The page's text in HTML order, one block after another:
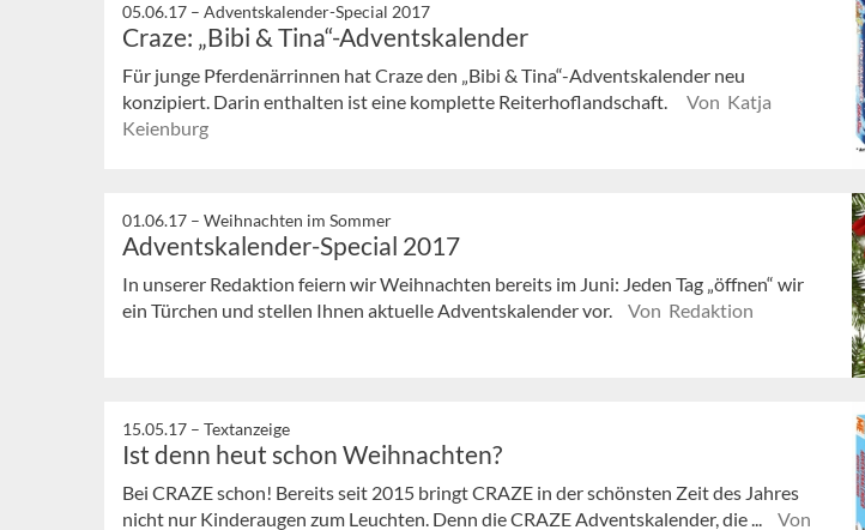
05.06.17 – Adventskalender-Special 2017
Craze: „Bibi & Tina“-Adventskalender
Für junge Pferdenärrinnen hat Craze den „Bibi & Tina“-Adventskalender neu
konzipiert. Darin enthalten ist eine komplette Reiterhoflandschaft.
Von Katja
Keienburg
01.06.17 – Weihnachten im Sommer
Adventskalender-Special 2017
In unserer Redaktion feiern wir Weihnachten bereits im Juni: Jeden Tag „öffnen“ wir
ein Türchen und stellen Ihnen aktuelle Adventskalender vor.
Von Redaktion
15.05.17 – Textanzeige
Ist denn heut schon Weihnachten?
Bei CRAZE schon! Bereits seit 2015 bringt CRAZE in der schönsten Zeit des Jahres
nicht nur Kinderaugen zum Leuchten. Denn die CRAZE Adventskalender, die ...
Von